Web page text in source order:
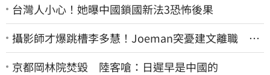
台灣人小心！她曝中國鎖國新法3恐怖後果
攝影師才爆跳槽李多慧！Joeman突憂建文離職 發
聲「其實我很清楚」
京都岡林院焚毀 陸客嗆：日遲早是中國的